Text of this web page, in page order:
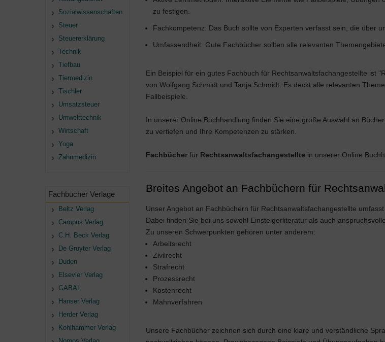
Sozialwissenschaften
Steuer
Steuererklärung
Technik
Tiefbau
Tiermedizin
Tischler
Umsatzsteuer
Umwelttechnik
Wirtschaft
Yoga
Zahnmedizin
Fachbücher Verlage
Beltz Verlag
Campus Verlag
C.H. Beck Verlag
De Gruyter Verlag
Duden
Elsevier Verlag
GABAL
Hanser Verlag
Herder Verlag
Kohlhammer Verlag
zu festigen.
Fachkompetenz: Das Buch sollte von Experten verfasst sein, die über
Umfassendheit: Gute Fachbücher sollten alle relevanten
Ein Beispiel für ein gutes Fachbuch für Rechtsanwaltsfachangestellte ist
von Wolfgang Schmidt und Tanja Schmidt. Es deckt alle relevanten
Fallbeispiele.
In unserer Online Buchhandlung finden Sie eine große Auswahl an
zu vertiefen und Ihre Kompetenzen zu stärken.
Fachbücher für Rechtsanwaltsfachangestellte in unserer Online
Breites Angebot an Fachbüchern für
Unser Angebot an Fachbüchern für Rechtsanwaltsfachangestellte
Dabei finden Sie bei uns sowohl Einsteigerliteratur als auch
Zu unseren Schwerpunkten gehören unter anderem:
Arbeitsrecht
Zivilrecht
Strafrecht
Prozessrecht
Kostenrecht
Mahnverfahren
Unsere Fachbücher zeichnen sich durch eine klare und verständliche